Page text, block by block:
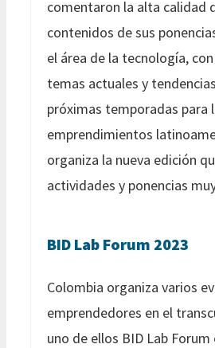
comentaron la alta calidad
contenidos de sus
el área de la tecnología,
temas actuales y
próximas temporadas para
emprendimientos
organiza la nueva edición
actividades y ponencias
BID Lab Forum 2023
Colombia organiza varios
emprendedores en el
uno de ellos BID Lab